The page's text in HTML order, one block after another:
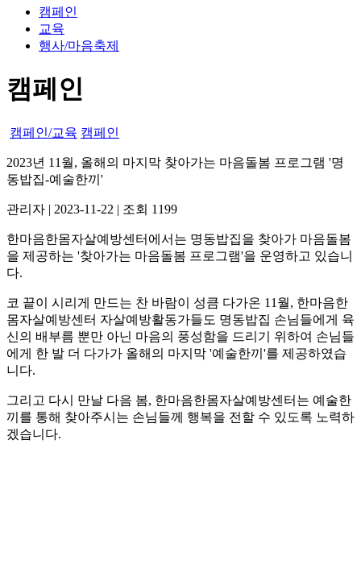
캠페인
교육
행사/마음축제
캠페인
캠페인/교육 캠페인
2023년 11월, 올해의 마지막 찾아가는 마음돌봄 프로그램 '명
동밥집-예술한끼'
관리자 | 2023-11-22 | 조회 1199
한마음한몸자살예방센터에서는 명동밥집을 찾아가 마음돌봄
을 제공하는 '찾아가는 마음돌봄 프로그램'을 운영하고 있습니
다.
코 끝이 시리게 만드는 찬 바람이 성큼 다가온 11월, 한마음한
몸자살예방센터 자살예방활동가들도 명동밥집 손님들에게 육
신의 배부름 뿐만 아닌 마음의 풍성함을 드리기 위하여 손님들
에게 한 발 더 다가가 올해의 마지막 '예술한끼'를 제공하였습
니다.
그리고 다시 만날 다음 봄, 한마음한몸자살예방센터는 예술한
끼를 통해 찾아주시는 손님들께 행복을 전할 수 있도록 노력하
겠습니다.